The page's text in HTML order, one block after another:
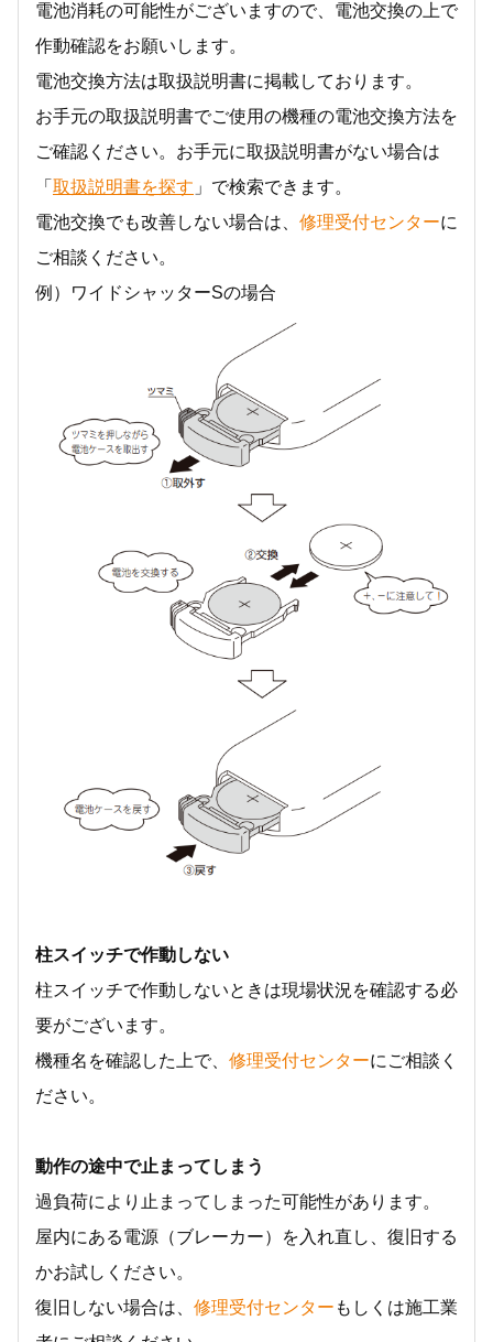
電池消耗の可能性がございますので、電池交換の上で
作動確認をお願いします。
電池交換方法は取扱説明書に掲載しております。
お手元の取扱説明書でご使用の機種の電池交換方法を
ご確認ください。お手元に取扱説明書がない場合は
「 取扱説明書を探す 」で検索できます。
電池交換でも改善しない場合は、 修理受付センターに
ご相談ください。
例）ワイドシャッターSの場合
柱スイッチで作動しない
柱スイッチで作動しないときは現場状況を確認する必
要がございます。
機種名を確認した上で、 修理受付センターにご相談く
ださい。
動作の途中で止まってしまう
過負荷により止まってしまった可能性があります。
屋内にある電源（ブレーカー）を入れ直し、復旧する
かお試しください。
復旧しない場合は、 修理受付センター もしくは施工業